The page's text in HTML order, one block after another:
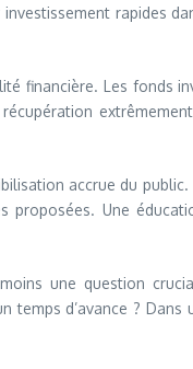
rapides
financière. Les fonds
accrue du
Une
une question
d’avance ?